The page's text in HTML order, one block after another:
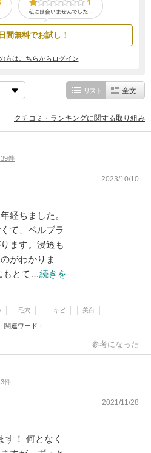
間無料でお試し！
方はこちらからログイン
リスト 全文
クチコミ・ランキングに関する取り組み
件
2023/10/10
経ちました。
て、ベルブラ
ます。浸透も
がわかりま
もとて…続きを
毛穴 ニキビ 美白
関連ワード -
参考になった
件
2021/11/28
す！ 何となく